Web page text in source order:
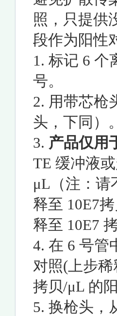
照，只提供
段作为阳性
1. 标记 6 个
号。
2. 用带芯枪
头，下同）
3. 产品仅用
TE 缓冲液
μL（注：请
释至 10E7
释至 10E7
4. 在 6 号管
对照(上步稀
拷贝/μL 的
5. 换枪头，